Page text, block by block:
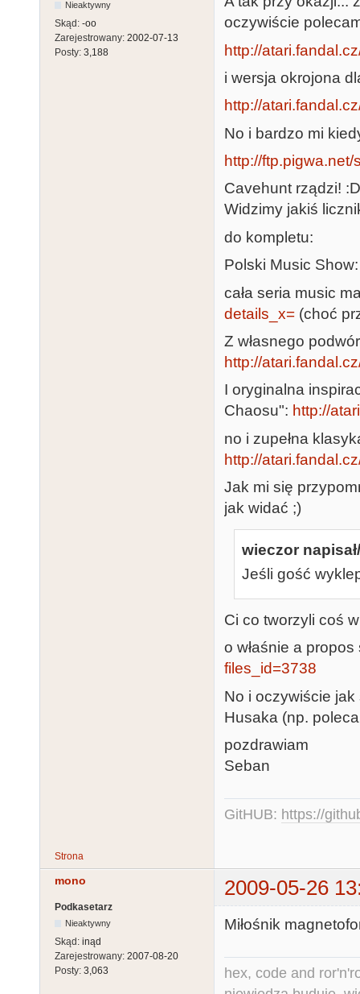
Nieaktywny
Skąd: -oo
Zarejestrowany: 2002-07-13
Posty: 3,188
oczywiście
http://
i wersja okrojona
http://
No i bardzo mi
http://
Cavehunt rządzi!
Widzimy jakiś
do kompletu:
Polski Music
cała seria music
details_x= (choć
Z własnego
http://
I oryginalna
Chaosu": http://
no i zupełna
http://
Jak mi się
jak widać ;)
wieczor
Jeśli gość
Ci co tworzyli coś
o właśnie a
files_id=3738
No i oczywiście
Husaka (np.
pozdrawiam
Seban
GitHUB: https://
Strona
mono 2009-05-26
Podkasetarz
Nieaktywny
Skąd: inąd
Zarejestrowany: 2007-08-20
Posty: 3,063
Miłośnik
hex, code and